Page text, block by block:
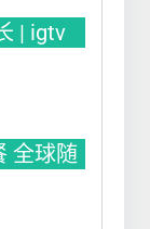
| igtv
全球随